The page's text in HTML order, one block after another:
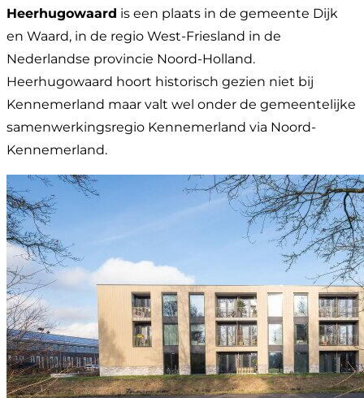
Heerhugowaard is een plaats in de gemeente Dijk
en Waard, in de regio West-Friesland in de
Nederlandse provincie Noord-Holland.
Heerhugowaard hoort historisch gezien niet bij
Kennemerland maar valt wel onder de gemeentelijke
samenwerkingsregio Kennemerland via Noord-
Kennemerland.